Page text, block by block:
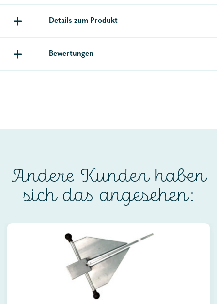
Details zum Produkt
Bewertungen
Andere Kunden haben
sich das angesehen: